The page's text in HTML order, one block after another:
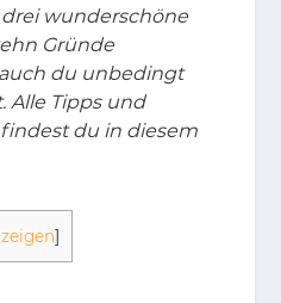
wunderschöne
Gründe
du unbedingt
Alle Tipps und
du in diesem
]